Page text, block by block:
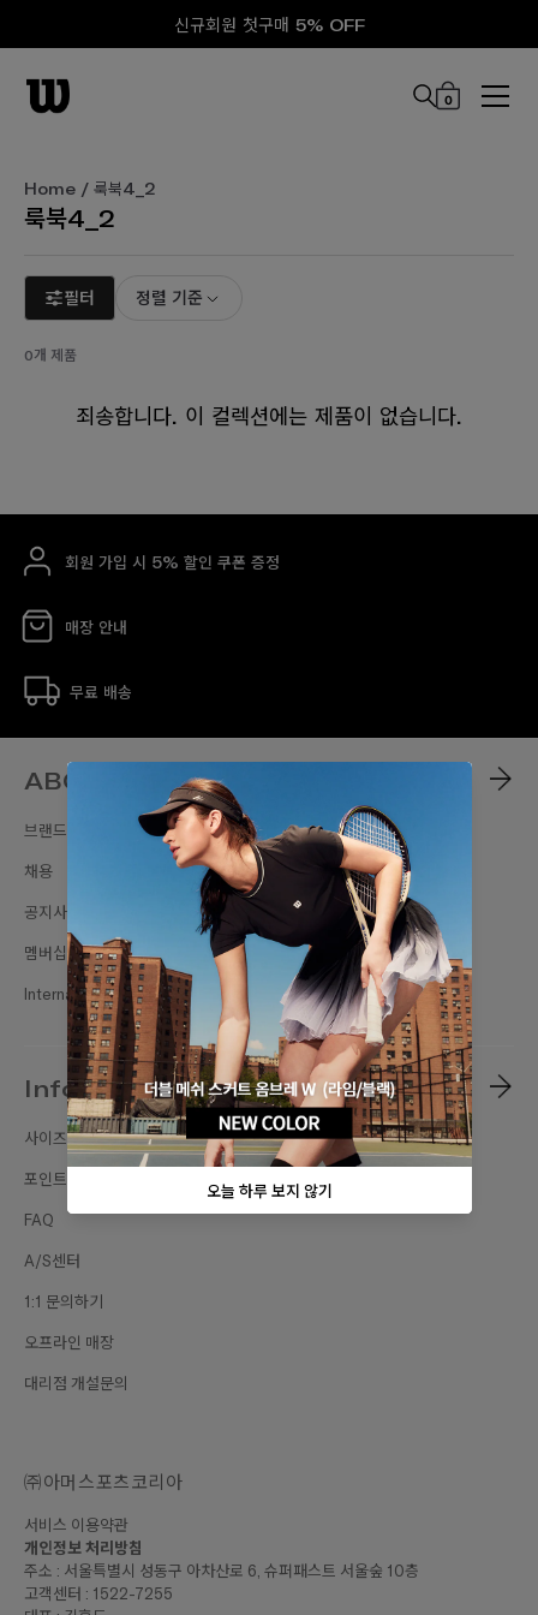
신규회원 첫구매 5% OFF
0
Home / 룩북4_2
룩북4_2
필터 정렬 기준
0개 제품
죄송합니다. 이 컬렉션에는 제품이 없습니다.
회원 가입 시 5% 할인 쿠폰 증정
매장 안내
무료 배송
ABOUT
브랜드스토리
채용
공지사항
멤버십
International Sites
Information
사이즈가이드
포인트 혜택
FAQ
A/S센터
1:1 문의하기
오프라인 매장
대리점 개설문의
㈜아머스포츠코리아
서비스 이용약관
개인정보 처리방침
주소 : 서울특별시 성동구 아차산로 6, 슈퍼패스트 서울숲 10층
고객센터 : 1522-7255